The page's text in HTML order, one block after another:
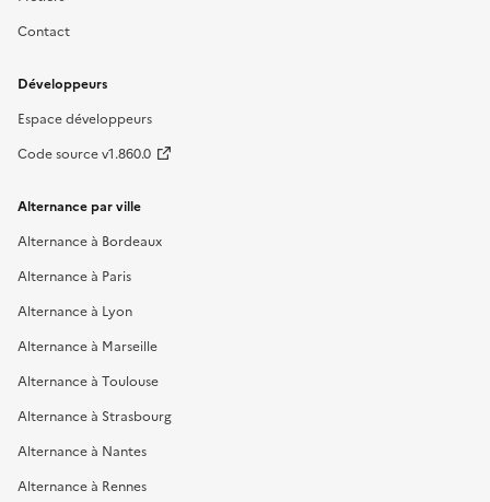
Contact
Développeurs
Espace développeurs
Code source v1.860.0
Alternance par ville
Alternance à Bordeaux
Alternance à Paris
Alternance à Lyon
Alternance à Marseille
Alternance à Toulouse
Alternance à Strasbourg
Alternance à Nantes
Alternance à Rennes